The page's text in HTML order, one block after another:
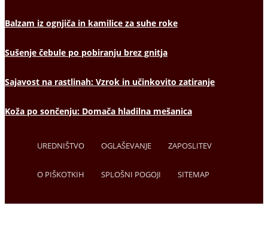
Balzam iz ognjiča in kamilice za suhe roke
Sušenje čebule po pobiranju brez gnitja
Sajavost na rastlinah: Vzrok in učinkovito zatiranje
Koža po sončenju: Domača hladilna mešanica
UREDNIŠTVO OGLAŠEVANJE ZAPOSLITEV
O PIŠKOTKIH SPLOŠNI POGOJI SITEMAP